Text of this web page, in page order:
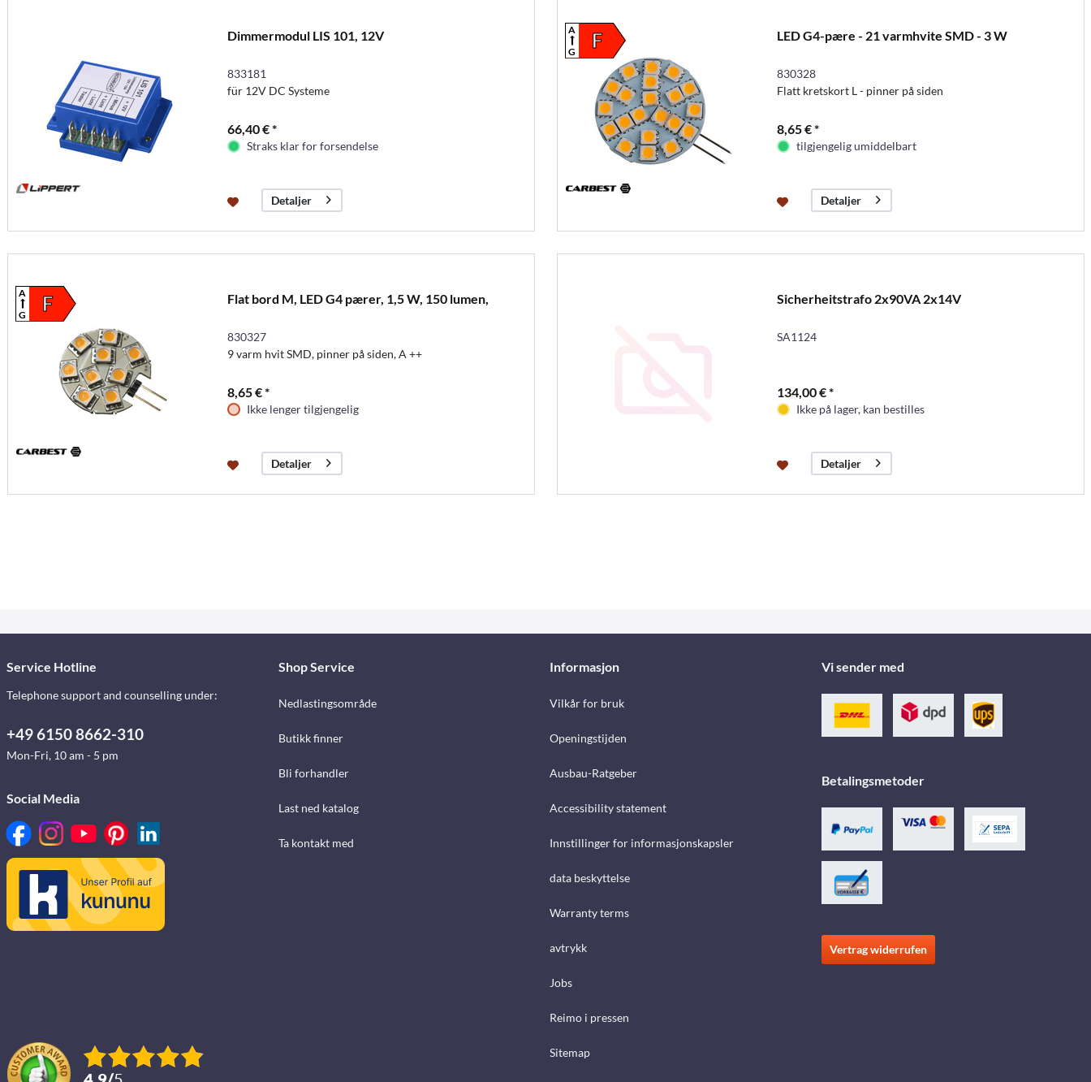
Dimmermodul LIS 101, 12V
833181
für 12V DC Systeme
66,40 € *
Straks klar for forsendelse
Detaljer
F
A
G
LED G4-pære - 21 varmhvite SMD - 3 W
830328
Flatt kretskort L - pinner på siden
8,65 € *
tilgjengelig umiddelbart
Detaljer
F
A
G
Flat bord M, LED G4 pærer, 1,5 W, 150 lumen,
830327
9 varm hvit SMD, pinner på siden, A ++
8,65 € *
Ikke lenger tilgjengelig
Detaljer
Sicherheitstrafo 2x90VA 2x14V
SA1124
134,00 € *
Ikke på lager, kan bestilles
Detaljer
Service Hotline
Telephone support and counselling under:
+49 6150 8662-310
Mon-Fri, 10 am - 5 pm
Social Media
Shop Service
Nedlastingsområde
Butikk finner
Bli forhandler
Last ned katalog
Ta kontakt med
Informasjon
Vilkår for bruk
Openingstijden
Ausbau-Ratgeber
Accessibility statement
Innstillinger for informasjonskapsler
data beskyttelse
Warranty terms
avtrykk
Jobs
Reimo i pressen
Sitemap
Vi sender med
Betalingsmetoder
Vertrag widerrufen